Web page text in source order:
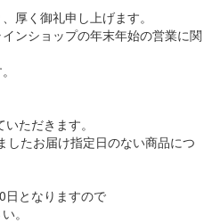
厚く御礼申し上げます。
ンショップの年末年始の営業に関
ただきます。
したお届け指定日のない商品につ
日となりますので
。